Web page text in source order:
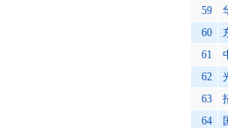
59
60
61
62
63
64